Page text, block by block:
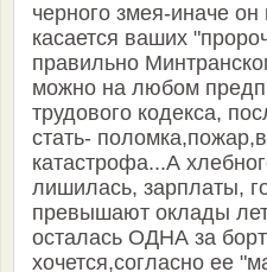
черного змея-иначе он
касается ваших
правильно
можно на любом
трудового кодекса,
стать-
катастрофа...А
лишилась, зарплаты,
превышают оклады
осталась ОДНА за
хочется,согласно ее